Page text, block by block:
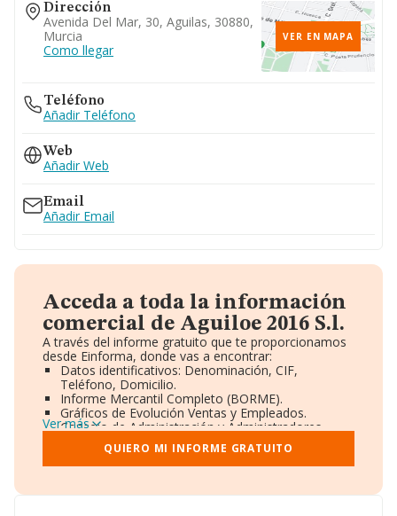
Dirección
Avenida Del Mar, 30, Aguilas, 30880,
Murcia
Como llegar
VER EN MAPA
Teléfono
Añadir Teléfono
Web
Añadir Web
Email
Añadir Email
Acceda a toda la información
comercial de Aguiloe 2016 S.l.
A través del informe gratuito que te proporcionamos
desde Einforma, donde vas a encontrar:
Datos identificativos: Denominación, CIF,
Teléfono, Domicilio.
Informe Mercantil Completo (BORME).
Gráficos de Evolución Ventas y Empleados.
Consejo de Administración y Administradores.
Directivos y Ejecutivos.
Accionistas.
Participaciones y Vinculaciones en otras empresas.
Información oficial y registral complementaria.
Ver más
QUIERO MI INFORME GRATUITO